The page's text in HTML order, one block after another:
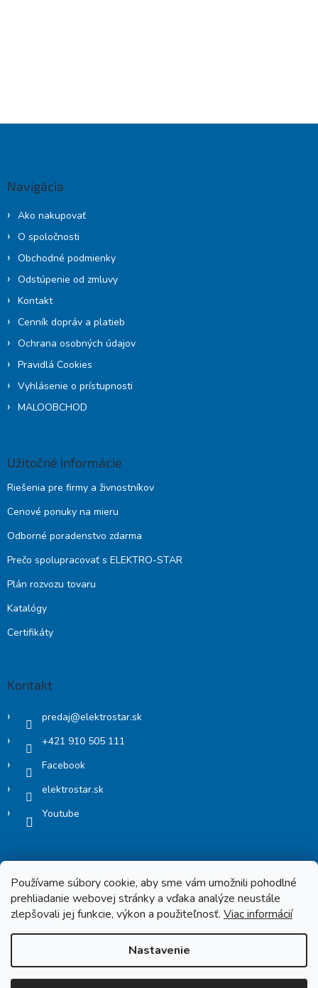
Používame súbory cookie, aby sme vám umožnili pohodlné
prehliadanie webovej stránky a vďaka analýze neustále
zlepšovali jej funkcie, výkon a použiteľnosť. Viac informácií
Nastavenie
Navigácia
Ako nakupovať
O spoločnosti
Obchodné podmienky
Odstúpenie od zmluvy
Kontakt
Cenník dopráv a platieb
Ochrana osobných údajov
Pravidlá Cookies
Vyhlásenie o prístupnosti
MALOOBCHOD
Užitočné informácie
Riešenia pre firmy a živnostníkov
Cenové ponuky na mieru
Odborné poradenstvo zdarma
Prečo spolupracovať s ELEKTRO-STAR
Plán rozvozu tovaru
Katalógy
Certifikáty
Kontakt
predaj@elektrostar.sk
+421 910 505 111
Facebook
elektrostar.sk
Youtube
Copyright 2026Elektrostar.shop. Všetky práva vyhradené.